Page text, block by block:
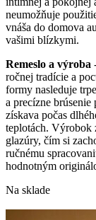
neumožňuje
vnáša do domova
vašimi blízkymi.
Remeslo a výroba
ročnej tradície a
formy nasleduje
a precízne
získava počas
teplotách. Výrobok
glazúry, čím si
ručnému
hodnotným
Na sklade